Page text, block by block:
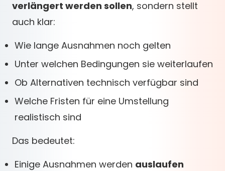
verlängert werden sollen, sondern stellt
auch klar:
Wie lange Ausnahmen noch gelten
Unter welchen Bedingungen sie weiterlaufen
Ob Alternativen technisch verfügbar sind
Welche Fristen für eine Umstellung
realistisch sind
Das bedeutet:
Einige Ausnahmen werden auslaufen